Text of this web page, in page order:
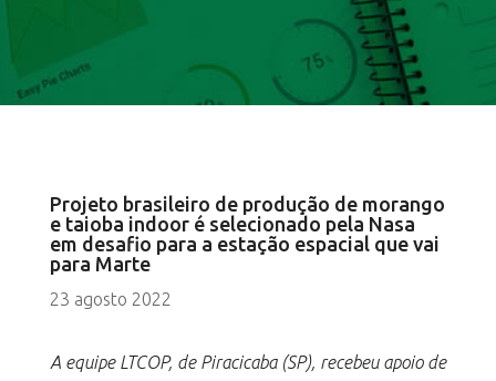
Projeto brasileiro de produção de morango
e taioba indoor é selecionado pela Nasa
em desafio para a estação espacial que vai
para Marte
23 agosto 2022
A equipe LTCOP, de Piracicaba (SP), recebeu apoio de